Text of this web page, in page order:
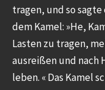
tragen, und so sagte
dem Kamel: »He,
Lasten zu tragen,
ausreißen und nach
leben. « Das Kamel